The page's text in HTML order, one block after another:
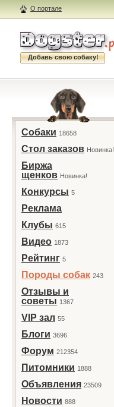
О портале
Добавь свою собаку!
Собаки 18658
Стол заказов Новинка!
Биржа
щенков Новинка!
Конкурсы 5
Реклама
Клубы 615
Видео 1873
Рейтинг 5
Породы собак 243
Отзывы и
советы 1367
VIP зал 55
Блоги 3696
Форум 212354
Питомники 1888
Объявления 23509
Новости 888